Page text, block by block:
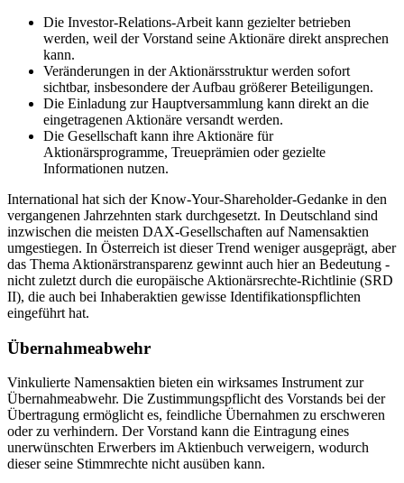
Die Investor-Relations-Arbeit kann gezielter betrieben
werden, weil der Vorstand seine Aktionäre direkt ansprechen
kann.
Veränderungen in der Aktionärsstruktur werden sofort
sichtbar, insbesondere der Aufbau größerer Beteiligungen.
Die Einladung zur Hauptversammlung kann direkt an die
eingetragenen Aktionäre versandt werden.
Die Gesellschaft kann ihre Aktionäre für
Aktionärsprogramme, Treueprämien oder gezielte
Informationen nutzen.
International hat sich der Know-Your-Shareholder-Gedanke in den
vergangenen Jahrzehnten stark durchgesetzt. In Deutschland sind
inzwischen die meisten DAX-Gesellschaften auf Namensaktien
umgestiegen. In Österreich ist dieser Trend weniger ausgeprägt, aber
das Thema Aktionärstransparenz gewinnt auch hier an Bedeutung -
nicht zuletzt durch die europäische Aktionärsrechte-Richtlinie (SRD
II), die auch bei Inhaberaktien gewisse Identifikationspflichten
eingeführt hat.
Übernahmeabwehr
Vinkulierte Namensaktien bieten ein wirksames Instrument zur
Übernahmeabwehr. Die Zustimmungspflicht des Vorstands bei der
Übertragung ermöglicht es, feindliche Übernahmen zu erschweren
oder zu verhindern. Der Vorstand kann die Eintragung eines
unerwünschten Erwerbers im Aktienbuch verweigern, wodurch
dieser seine Stimmrechte nicht ausüben kann.